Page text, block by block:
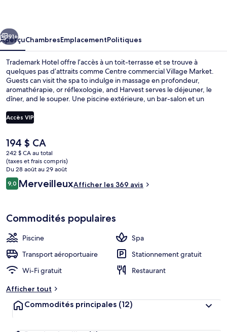
Suivant
91+
AperçuChambresEmplacementPolitiques
Trademark Hotel offre l’accès à un toit-terrasse et se trouve à
quelques pas d’attraits comme Centre commercial Village Market.
Guests can visit the spa to indulge in massage en profondeur,
aromathérapie, or réflexologie, and Harvest serves le déjeuner, le
dîner, and le souper. Une piscine extérieure, un bar-salon et un
parmi les autres caractéristiques. Les autres voyageurs apprécient
vraiment le personnel serviable.
Accès VIP
Le
prix
actuel
est
de 194 $ CA
194 $ CA
242 $ CA au total
(taxes et frais compris)
Du 28 août au 29 août
Avis
9,09,0 sur 10 –
MerveilleuxAfficher les 369 avis
Commodités populaires
Piscine
Spa
Transport aéroportuaire
Stationnement gratuit
Wi-Fi gratuit
Restaurant
Afficher tout
Commodités principales (12)